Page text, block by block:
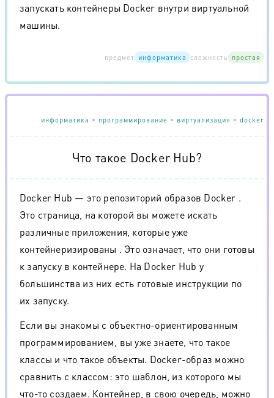
запускать контейнеры Docker внутри виртуальной
машины.
предмет информатика сложность простая
информатика • программирование • виртуализация • docker
Что такое Docker Hub?
Docker Hub — это репозиторий образов Docker .
Это страница, на которой вы можете искать
различные приложения, которые уже
контейнеризированы . Это означает, что они готовы
к запуску в контейнере. На Docker Hub у
большинства из них есть готовые инструкции по
их запуску.
Если вы знакомы с объектно-ориентированным
программированием, вы уже знаете, что такое
классы и что такое объекты. Docker-образ можно
сравнить с классом: это шаблон, из которого мы
что-то создаем. Контейнер, в свою очередь, можно